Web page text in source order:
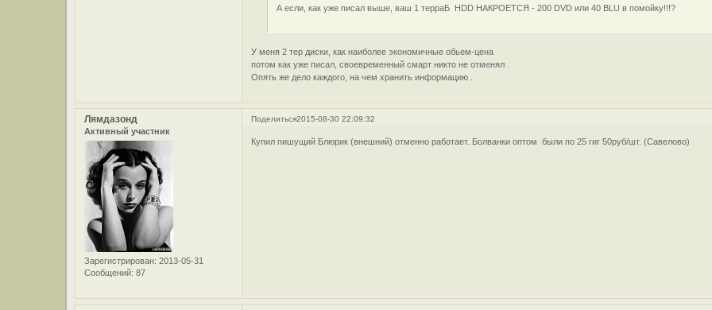
А если, как уже писал выше, ваш 1 терраБ HDD НАКРОЕТСЯ - 200 DVD или 40 BLU в помойку!!!?
У меня 2 тер диски, как наиболее экономичные обьем-цена
потом как уже писал, своевременный смарт никто не отменял .
Опять же дело каждого, на чем хранить информацию .
Поделиться2015-08-30 22:09:32
Лямдазонд
Активный участник
Зарегистрирован: 2013-05-31
Сообщений: 87
Купил пишущий Блюрик (внешний) отменно работает. Болванки оптом были по 25 гиг 50руб/шт. (Савелово)